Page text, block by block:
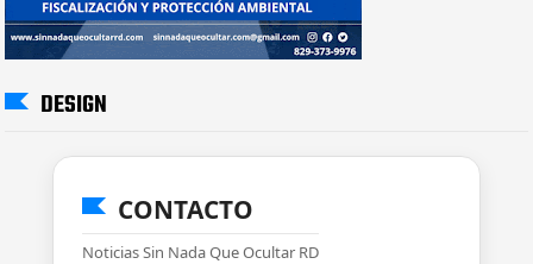
DESIGN
CONTACTO
Noticias Sin Nada Que Ocultar RD